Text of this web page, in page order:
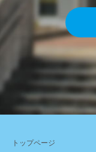
トップページ